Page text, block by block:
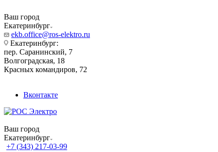
Ваш город
Екатеринбург
ekb.office@ros-elektro.ru
Екатеринбург:
пер. Саранинский, 7
Волгоградская, 18
Красных командиров, 72
Вконтакте
Ваш город
Екатеринбург
+7 (343) 217-03-99